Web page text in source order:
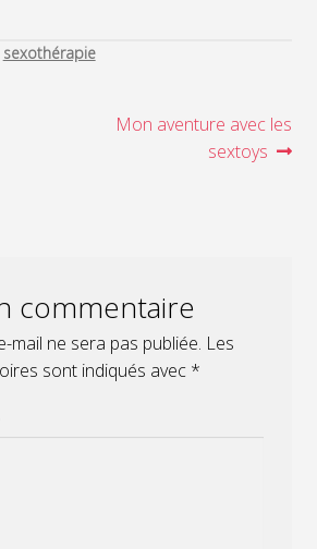
sexothérapie
Article
Mon aventure avec les
sextoys
commentaire
mail ne sera pas publiée. Les
sont indiqués avec *